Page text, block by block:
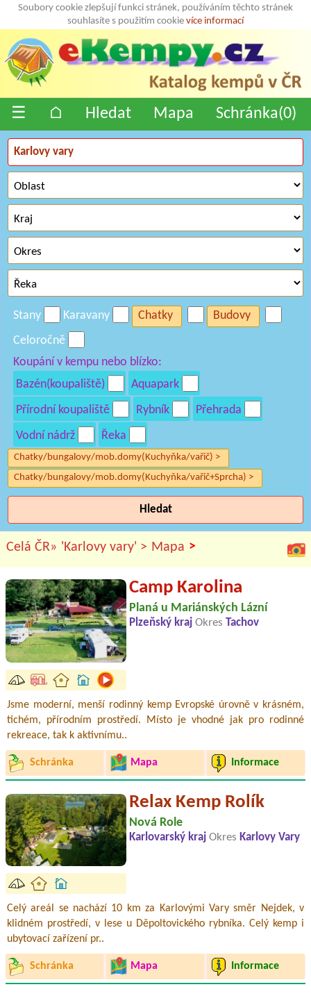
Soubory cookie zlepšují funkci stránek, používáním těchto stránek
souhlasíte s použitím cookie více informací
☰ ⌂ Hledat Mapa Schránka(0)
Stany Karavany Chatky
Budovy
Celoročně
Koupání v kempu nebo blízko:
Bazén(koupaliště)
Aquapark
Přírodní koupaliště
Rybník
Přehrada
Vodní nádrž
Řeka
Chatky/bungalovy/mob.domy(Kuchyňka/vařič) >
Chatky/bungalovy/mob.domy(Kuchyňka/vařič+Sprcha) >
Hledat
Celá ČR» 'Karlovy vary' > Mapa >
Camp Karolina
Planá u Mariánských Lázní
Plzeňský kraj Okres Tachov
Jsme moderní, menší rodinný kemp Evropské úrovně v krásném,
tichém, přírodním prostředí. Místo je vhodné jak pro rodinné
rekreace, tak k aktivnímu..
Schránka Mapa Informace
Relax Kemp Rolík
Nová Role
Karlovarský kraj Okres Karlovy Vary
Celý areál se nachází 10 km za Karlovými Vary směr Nejdek, v
klidném prostředí, v lese u Děpoltovického rybníka. Celý kemp i
ubytovací zařízení pr..
Schránka Mapa Informace